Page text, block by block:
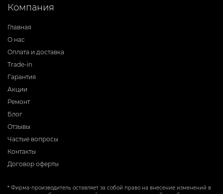
Компания
Главная
О нас
Оплата и доставка
Trade-in
Гарантия
Акции
Ремонт
Блог
Отзывы
Частые вопросы
Контакты
Договор оферты
* Фирма-производитель оставляет за собой право на внесение изменений в